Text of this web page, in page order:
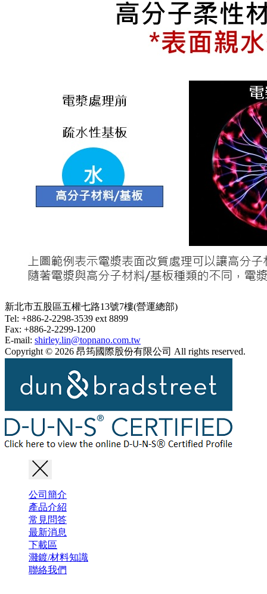
新北市五股區五權七路13號7樓(營運總部)
Tel: +886-2-2298-3539 ext 8899
Fax: +886-2-2299-1200
E-mail: shirley.lin@topnano.com.tw
Copyright © 2026 昂筠國際股份有限公司 All rights reserved.
公司簡介
產品介紹
常見問答
最新消息
下載區
濺鍍/材料知識
聯絡我們